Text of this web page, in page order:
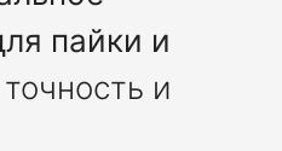
пайки и
и